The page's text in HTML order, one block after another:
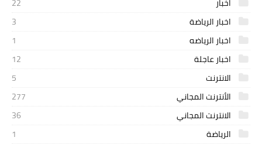
اخبار الرياضة
3
اخبار الرياضه
1
اخبار عاجلة
12
الانترنت
5
الأنترنت المجاني
277
الانترنت المجاني
36
الرياضة
1